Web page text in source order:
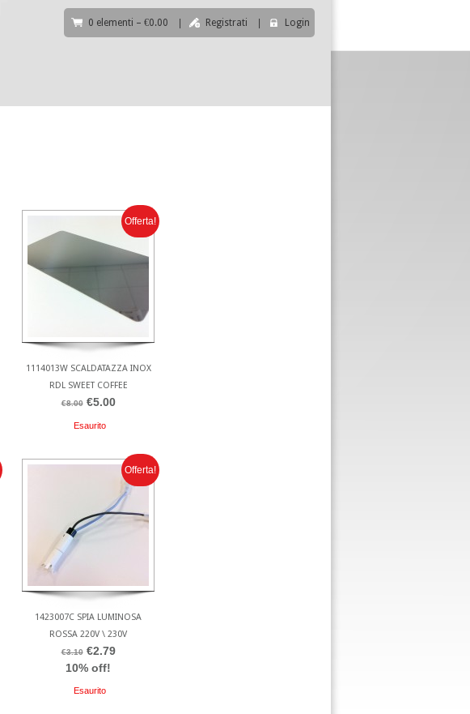
0 elementi – €0.00 Registrati Login
Offerta!
1114013W SCALDATAZZA INOX
RDL SWEET COFFEE
€8.00 €5.00
Esaurito
Offerta!
1423007C SPIA LUMINOSA
ROSSA 220V \ 230V
€3.10 €2.79
10% off!
Esaurito